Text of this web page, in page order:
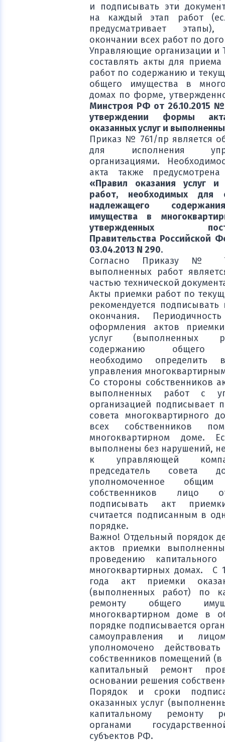
и подписывать эти
на каждый этап работ
предусматривает
окончании всех работ по
Управляющие организации и
составлять акты для
работ по содержанию и
общего имущества в
домах по форме,
Минстроя РФ от 26.10.2015
утверждении формы
оказанных услуг и
Приказ № 761/пр является
для исполнения
организациями.
акта также
«Правил оказания услуг и
работ, необходимых для
надлежащего
имущества в
утвержденных
Правительства Российской
03.04.2013 N 290.
Согласно Приказу №
выполненных работ
частью технической
Акты приемки работ по
рекомендуется
окончания.
оформления актов
услуг (выполненных
содержанию общего
необходимо определить
управления
Со стороны собственников
выполненных работ с
организацией подписывает
совета многоквартирного
всех собственников
многоквартирном доме.
выполнены без нарушений,
к управляющей
председатель совета
уполномоченное общим
собственников лицо
подписывать акт
считается подписанным в
порядке.
Важно! Отдельный порядок
актов приемки
проведению
многоквартирных домах. С
года акт приемки
(выполненных работ) по
ремонту общего
многоквартирном доме в
порядке подписывается
самоуправления и
уполномочено
собственников помещений (в
капитальный ремонт
основании решения
Порядок и сроки
оказанных услуг
капитальному ремонту
органами
субъектов РФ.